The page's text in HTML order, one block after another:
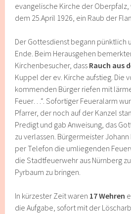
evangelische Kirche der
dem 25.April 1926, ein Raub der
Der Gottesdienst begann pünktlich
Ende. Beim Herausgehen
Kirchenbesucher, dass Rauch aus
Kuppel der ev. Kirche aufstieg. Die
kommenden Bürger riefen mit
Feuer…“. Sofortiger Feueralarm
Pfarrer, der noch auf der Kanzel
Predigt und gab Anweisung, das
zu verlassen. Bürgermeister
per Telefon die umliegenden
die Stadtfeuerwehr aus Nürnberg
Pyrbaum zu bringen.
In kürzester Zeit waren 17 Wehren
die Aufgabe, sofort mit der